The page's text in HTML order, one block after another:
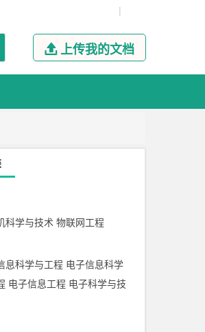
|
 上传我的文档
科学与技术 物联网工程
息科学与工程 电子信息科学
电子信息工程 电子科学与技